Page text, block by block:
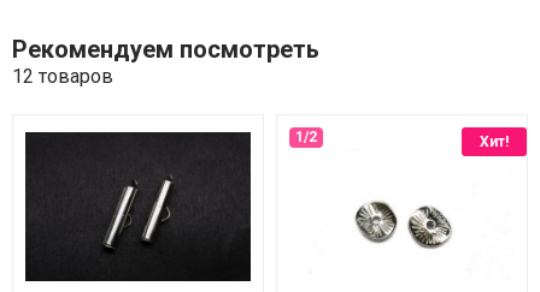
Рекомендуем посмотреть
12 товаров
Хит!